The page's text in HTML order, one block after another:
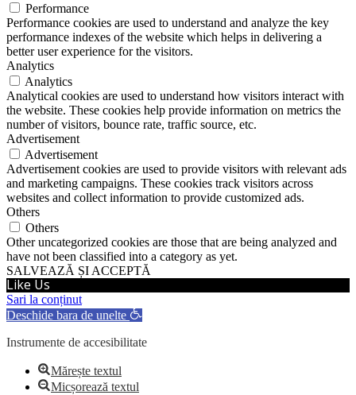
Performance
Performance cookies are used to understand and analyze the key
performance indexes of the website which helps in delivering a
better user experience for the visitors.
Analytics
Analytics
Analytical cookies are used to understand how visitors interact with
the website. These cookies help provide information on metrics the
number of visitors, bounce rate, traffic source, etc.
Advertisement
Advertisement
Advertisement cookies are used to provide visitors with relevant ads
and marketing campaigns. These cookies track visitors across
websites and collect information to provide customized ads.
Others
Others
Other uncategorized cookies are those that are being analyzed and
have not been classified into a category as yet.
SALVEAZĂ ȘI ACCEPTĂ
Like Us
Sari la conținut
Deschide bara de unelte
Instrumente de accesibilitate
Mărește textul
Micșorează textul